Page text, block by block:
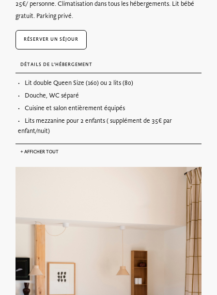
25€/ personne. Climatisation dans tous les hébergements. Lit bébé
gratuit. Parking privé.
RÉSERVER UN SÉJOUR
DÉTAILS DE L’HÉBERGEMENT
Lit double Queen Size (160) ou 2 lits (80)
Douche, WC séparé
Cuisine et salon entièrement équipés
Lits mezzanine pour 2 enfants ( supplément de 35€ par
enfant/nuit)
+AFFICHER TOUT